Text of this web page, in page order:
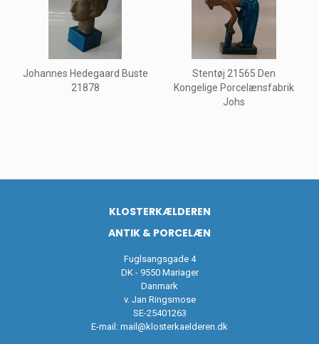
Johannes Hedegaard Buste
21878
Stentøj 21565 Den
Kongelige Porcelænsfabrik
Johs
KLOSTERKÆLDEREN
ANTIK & PORCELÆN
Fuglsangsgade 4
DK - 9550 Mariager
Danmark
v. Jan Ringsmose
SE-25401263
E-mail: mail@klosterkaelderen.dk